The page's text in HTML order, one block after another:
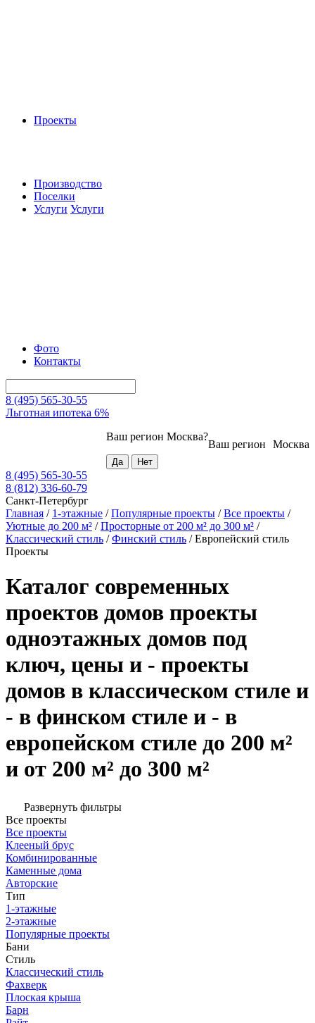
Проекты
Производство
Поселки
Услуги Услуги
Фото
Контакты
8 (495) 565-30-55
Льготная ипотека 6%
Москва
Ваш регион
Ваш регион Москва?
8 (495) 565-30-55
8 (812) 336-60-79
Санкт-Петербург
Главная / 1-этажные /Популярные проекты /Все проекты /
Уютные до 200 м² /Просторные от 200 м² до 300 м² /
Классический стиль /Финский стиль /Европейский стиль
Проекты
Каталог современных
проектов домов проекты
одноэтажных домов под
ключ, цены и - проекты
домов в классическом стиле и
- в финском стиле и - в
европейском стиле до 200 м²
и от 200 м² до 300 м²
Развернуть фильтры
Все проекты
Все проекты
Клееный брус
Комбинированные
Каменные дома
Авторские
Тип
1-этажные
2-этажные
Популярные проекты
Бани
Стиль
Классический стиль
Фахверк
Плоская крыша
Барн